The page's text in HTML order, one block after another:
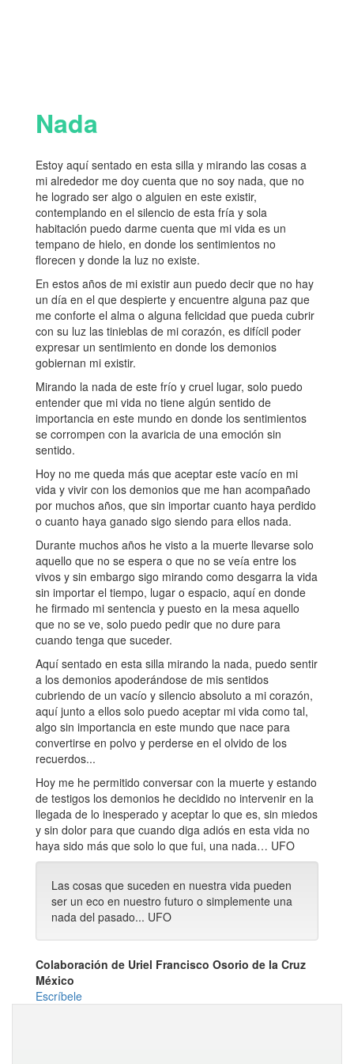
Nada
Estoy aquí sentado en esta silla y mirando las cosas a
mi alrededor me doy cuenta que no soy nada, que no
he logrado ser algo o alguien en este existir,
contemplando en el silencio de esta fría y sola
habitación puedo darme cuenta que mi vida es un
tempano de hielo, en donde los sentimientos no
florecen y donde la luz no existe.
En estos años de mi existir aun puedo decir que no hay
un día en el que despierte y encuentre alguna paz que
me conforte el alma o alguna felicidad que pueda cubrir
con su luz las tinieblas de mi corazón, es difícil poder
expresar un sentimiento en donde los demonios
gobiernan mi existir.
Mirando la nada de este frío y cruel lugar, solo puedo
entender que mi vida no tiene algún sentido de
importancia en este mundo en donde los sentimientos
se corrompen con la avaricia de una emoción sin
sentido.
Hoy no me queda más que aceptar este vacío en mi
vida y vivir con los demonios que me han acompañado
por muchos años, que sin importar cuanto haya perdido
o cuanto haya ganado sigo siendo para ellos nada.
Durante muchos años he visto a la muerte llevarse solo
aquello que no se espera o que no se veía entre los
vivos y sin embargo sigo mirando como desgarra la vida
sin importar el tiempo, lugar o espacio, aquí en donde
he firmado mi sentencia y puesto en la mesa aquello
que no se ve, solo puedo pedir que no dure para
cuando tenga que suceder.
Aquí sentado en esta silla mirando la nada, puedo sentir
a los demonios apoderándose de mis sentidos
cubriendo de un vacío y silencio absoluto a mi corazón,
aquí junto a ellos solo puedo aceptar mi vida como tal,
algo sin importancia en este mundo que nace para
convertirse en polvo y perderse en el olvido de los
recuerdos...
Hoy me he permitido conversar con la muerte y estando
de testigos los demonios he decidido no intervenir en la
llegada de lo inesperado y aceptar lo que es, sin miedos
y sin dolor para que cuando diga adiós en esta vida no
haya sido más que solo lo que fui, una nada… UFO
Las cosas que suceden en nuestra vida pueden
ser un eco en nuestro futuro o simplemente una
nada del pasado... UFO
Colaboración de Uriel Francisco Osorio de la Cruz
México
Escríbele